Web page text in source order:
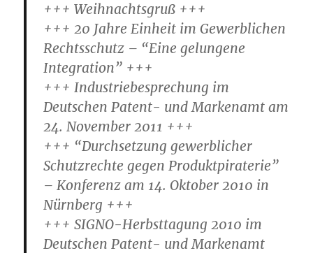
+++ Weihnachtsgruß +++
+++ 20 Jahre Einheit im Gewerblichen
Rechtsschutz – “Eine gelungene
Integration” +++
+++ Industriebesprechung im
Deutschen Patent- und Markenamt am
24. November 2011 +++
+++ “Durchsetzung gewerblicher
Schutzrechte gegen Produktpiraterie”
– Konferenz am 14. Oktober 2010 in
Nürnberg +++
+++ SIGNO-Herbsttagung 2010 im
Deutschen Patent- und Markenamt